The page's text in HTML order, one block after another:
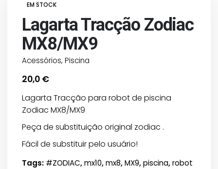
EM STOCK
Lagarta Tracção Zodiac
MX8/MX9
Acessórios, Piscina
20,0 €
Lagarta Tracção para robot de piscina
Zodiac MX8/MX9
Peça de substituição original zodiac .
Fácil de substituir pelo usuário!
Tags: #ZODIAC,mx10,mx8,MX9,piscina,robot